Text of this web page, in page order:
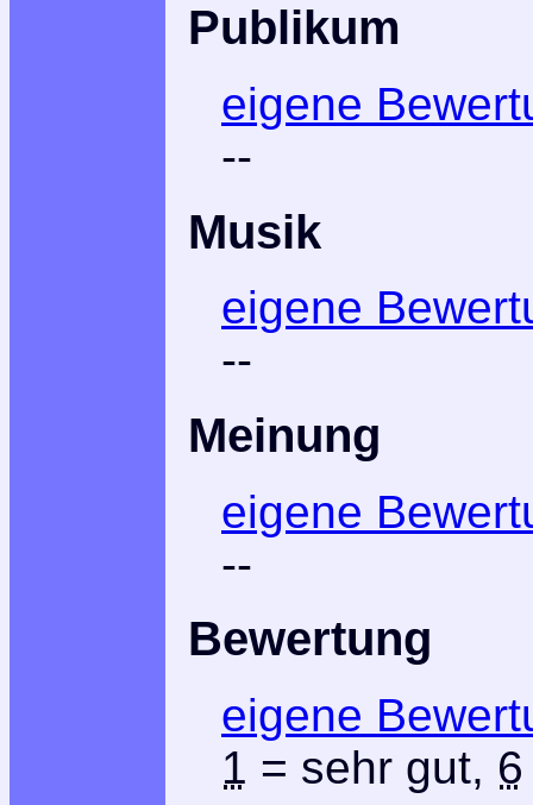
Publikum
eigene
--
Musik
eigene
--
Meinung
eigene
--
Bewertung
eigene
1 = sehr gut, 6